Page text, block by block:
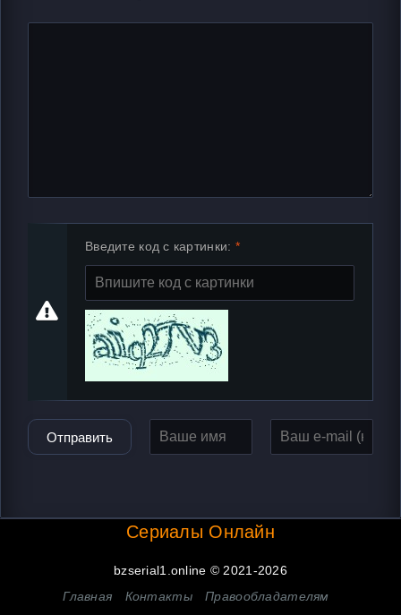
Введите код с картинки:
Отправить
Сериалы Онлайн
bzserial1.online © 2021-2026
Главная
Контакты Правообладателям